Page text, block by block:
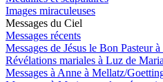
Images miraculeuses
Messages du Ciel
Messages récents
Messages de Jésus le Bon Pasteur
Révélations mariales à Luz de
Messages à Anne à Mellatz/